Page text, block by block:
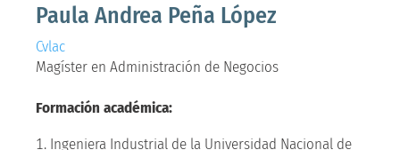
Paula Andrea Peña López
Cvlac
Magíster en Administración de Negocios
Formación académica:
Ingeniera Industrial de la Universidad Nacional de